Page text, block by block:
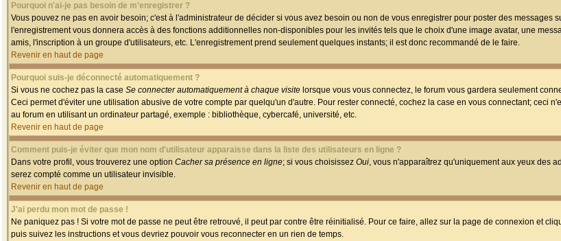
Pourquoi n'ai-je pas besoin de m'enregistrer ?
Vous pouvez ne pas en avoir besoin; c'est à l'administrateur de décider si vous avez besoin ou non de vous enregistrer pour poster des messages
l'enregistrement vous donnera accès à des fonctions additionnelles non-disponibles pour les invités tels que le choix d'une image avatar, une
amis, l'inscription à un groupe d'utilisateurs, etc. L'enregistrement prend seulement quelques instants; il est donc recommandé de le faire.
Revenir en haut de page
Pourquoi suis-je déconnecté automatiquement ?
Si vous ne cochez pas la case Se connecter automatiquement à chaque visite lorsque vous vous connectez, le forum vous gardera seulement
Ceci permet d'éviter une utilisation abusive de votre compte par quelqu'un d'autre. Pour rester connecté, cochez la case en vous connectant; ceci
au forum en utilisant un ordinateur partagé, exemple : bibliothèque, cybercafé, université, etc.
Revenir en haut de page
Comment puis-je éviter que mon nom d'utilisateur apparaisse dans la liste des utilisateurs en ligne ?
Dans votre profil, vous trouverez une option Cacher sa présence en ligne; si vous choisissez Oui, vous n'apparaîtrez qu'uniquement aux yeux des
serez compté comme un utilisateur invisible.
Revenir en haut de page
J'ai perdu mon mot de passe !
Ne paniquez pas ! Si votre mot de passe ne peut être retrouvé, il peut par contre être réinitialisé. Pour ce faire, allez sur la page de connexion et
puis suivez les instructions et vous devriez pouvoir vous reconnecter en un rien de temps.